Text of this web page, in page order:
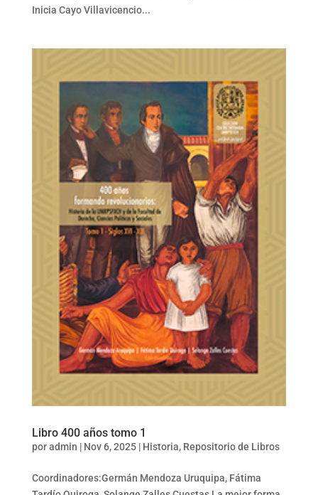
Inicia Cayo Villavicencio...
Libro 400 años tomo 1
poradmin | Nov 6, 2025| Historia, Repositorio de Libros
Coordinadores:Germán Mendoza Uruquipa, Fátima